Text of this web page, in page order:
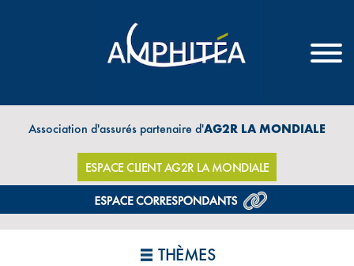
Association d'assurés partenaire d'AG2R LA MONDIALE
ESPACE CLIENT AG2R LA MONDIALE
THÈMES